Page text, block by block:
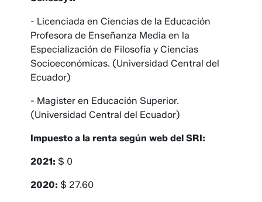
- Licenciada en Ciencias de la Educación
Profesora de Enseñanza Media en la
Especialización de Filosofía y Ciencias
Socioeconómicas. (Universidad Central del
Ecuador)
- Magister en Educación Superior.
(Universidad Central del Ecuador)
Impuesto a la renta según web del SRI:
2021: $ 0
2020: $ 27.60